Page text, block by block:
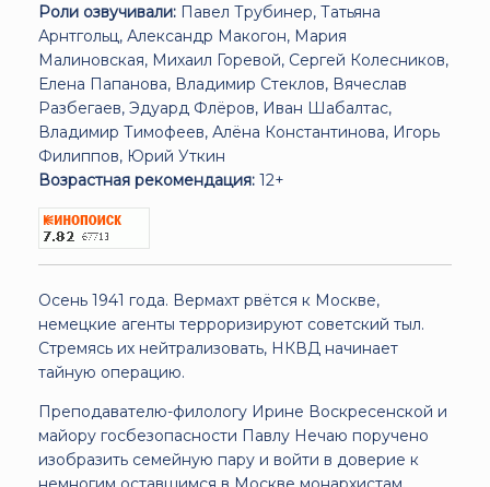
Роли озвучивали: Павел Трубинер, Татьяна
Арнтгольц, Александр Макогон, Мария
Малиновская, Михаил Горевой, Сергей Колесников,
Елена Папанова, Владимир Стеклов, Вячеслав
Разбегаев, Эдуард Флёров, Иван Шабалтас,
Владимир Тимофеев, Алёна Константинова, Игорь
Филиппов, Юрий Уткин
Возрастная рекомендация: 12+
Осень 1941 года. Вермахт рвётся к Москве,
немецкие агенты терроризируют советский тыл.
Стремясь их нейтрализовать, НКВД начинает
тайную операцию.
Преподавателю-филологу Ирине Воскресенской и
майору госбезопасности Павлу Нечаю поручено
изобразить семейную пару и войти в доверие к